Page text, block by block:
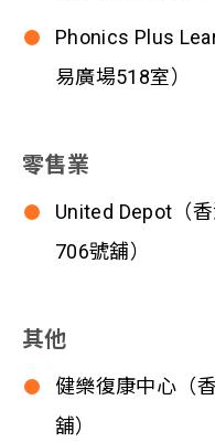
Phonics Plus
易廣場518室）
零售業
United Depot（
706號舖）
其他
健樂復康中心（
舖）